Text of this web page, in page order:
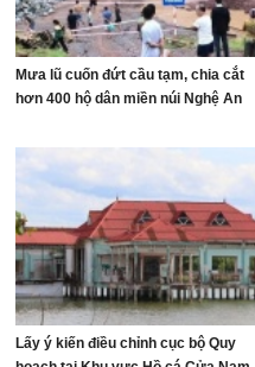
Mưa lũ cuốn đứt cầu tạm, chia cắt
hơn 400 hộ dân miền núi Nghệ An
Lấy ý kiến điều chỉnh cục bộ Quy